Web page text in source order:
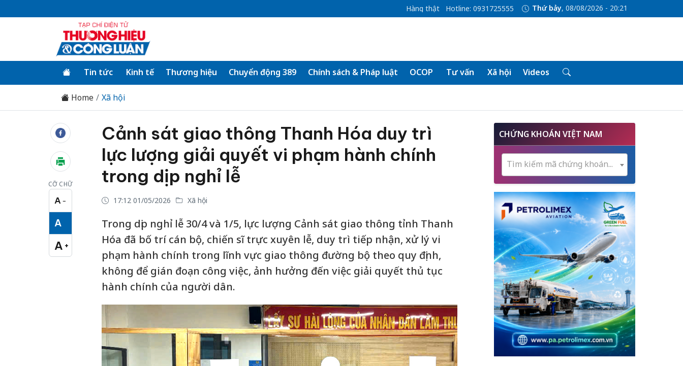
Hàng thật Hotline: 0931725555 Thứ bảy, 08/08/2026 - 20:21
Tin tức Kinh tế Thương hiệu Chuyển động 389 Chính sách & Pháp luật OCOP Tư vấn Xã hội Videos
Home Xã hội
CỠ CHỮ
A −
Cỡ chữ nhỏ
A
Cỡ chữ vừa
A +
Cỡ chữ lớn
Cảnh sát giao thông Thanh Hóa duy trì
lực lượng giải quyết vi phạm hành chính
trong dịp nghỉ lễ
17:12 01/05/2026 Xã hội
Trong dịp nghỉ lễ 30/4 và 1/5, lực lượng Cảnh sát giao thông tỉnh Thanh
Hóa đã bố trí cán bộ, chiến sĩ trực xuyên lễ, duy trì tiếp nhận, xử lý vi
phạm hành chính trong lĩnh vực giao thông đường bộ theo quy định,
không để gián đoạn công việc, ảnh hưởng đến việc giải quyết thủ tục
hành chính của người dân.
CHỨNG KHOÁN VIỆT NAM
Tìm kiếm mã chứng khoán...